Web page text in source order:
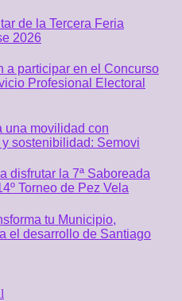
de la Tercera Feria
2026
a participar en el Concurso
Profesional Electoral
una movilidad con
sostenibilidad: Semovi
disfrutar la 7ª Saboreada
Torneo de Pez Vela
tu Municipio,
el desarrollo de Santiago